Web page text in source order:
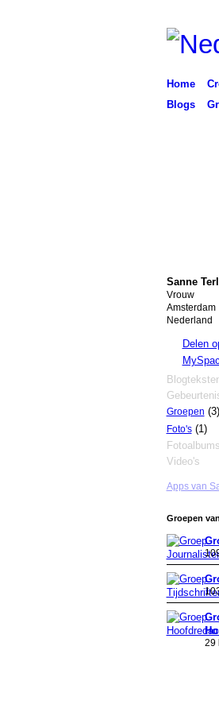
Home
Blogs
Sanne
Vrouw
Amsterdam
Nederland
Delen
Groepen (3)
Foto's(1)
Fotoalbums
Video's
Apps van
Groepen
29